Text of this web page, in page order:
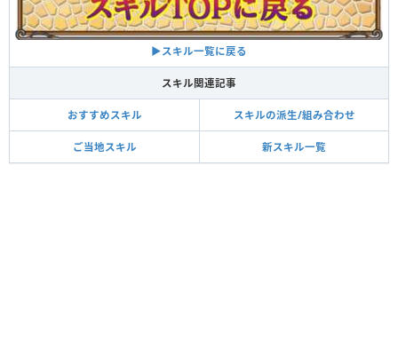
▶スキル一覧に戻る
スキル関連記事
おすすめスキル スキルの派生/組み合わせ
ご当地スキル 新スキル一覧